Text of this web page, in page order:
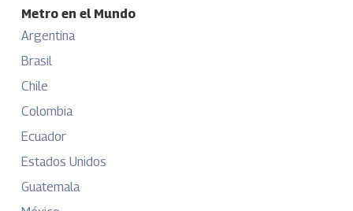
Metro en el Mundo
Argentina
Brasil
Chile
Colombia
Ecuador
Estados Unidos
Guatemala